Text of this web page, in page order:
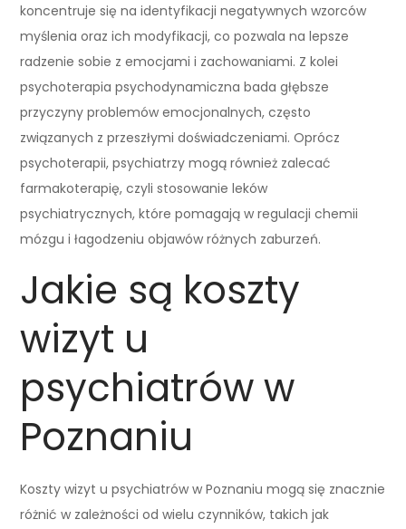
koncentruje się na identyfikacji negatywnych wzorców
myślenia oraz ich modyfikacji, co pozwala na lepsze
radzenie sobie z emocjami i zachowaniami. Z kolei
psychoterapia psychodynamiczna bada głębsze
przyczyny problemów emocjonalnych, często
związanych z przeszłymi doświadczeniami. Oprócz
psychoterapii, psychiatrzy mogą również zalecać
farmakoterapię, czyli stosowanie leków
psychiatrycznych, które pomagają w regulacji chemii
mózgu i łagodzeniu objawów różnych zaburzeń.
Jakie są koszty
wizyt u
psychiatrów w
Poznaniu
Koszty wizyt u psychiatrów w Poznaniu mogą się znacznie
różnić w zależności od wielu czynników, takich jak